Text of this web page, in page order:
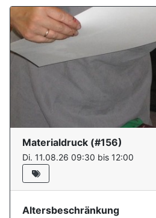
Materialdruck (#156)
Di. 11.08.26 09:30 bis 12:00
Altersbeschränkung